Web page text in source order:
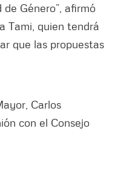
Género”, afirmó
Tami, quien tendrá
que las propuestas
Carlos
con el Consejo